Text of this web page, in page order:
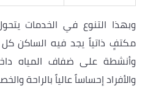
وبهذا التنوع في الخدمات
مكتفٍ ذاتياً يجد فيه الساكن
وأنشطة على ضفاف المياه
والأفراد إحساساً عالياً بالراحة